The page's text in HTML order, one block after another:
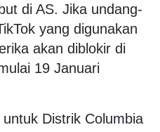
di AS. Jika undang-
yang digunakan
akan diblokir di
19 Januari
Distrik Columbia